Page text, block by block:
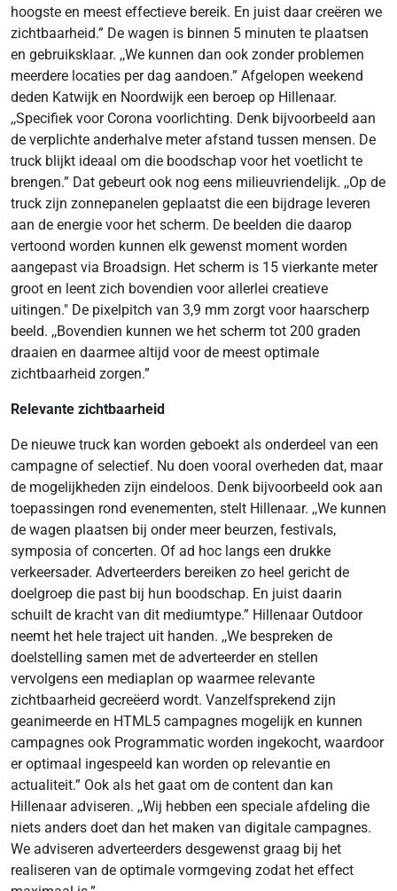
hoogste en meest effectieve bereik. En juist daar creëren we
zichtbaarheid.” De wagen is binnen 5 minuten te plaatsen
en gebruiksklaar. ,,We kunnen dan ook zonder problemen
meerdere locaties per dag aandoen.” Afgelopen weekend
deden Katwijk en Noordwijk een beroep op Hillenaar.
,,Specifiek voor Corona voorlichting. Denk bijvoorbeeld aan
de verplichte anderhalve meter afstand tussen mensen. De
truck blijkt ideaal om die boodschap voor het voetlicht te
brengen.” Dat gebeurt ook nog eens milieuvriendelijk. ,,Op de
truck zijn zonnepanelen geplaatst die een bijdrage leveren
aan de energie voor het scherm. De beelden die daarop
vertoond worden kunnen elk gewenst moment worden
aangepast via Broadsign. Het scherm is 15 vierkante meter
groot en leent zich bovendien voor allerlei creatieve
uitingen." De pixelpitch van 3,9 mm zorgt voor haarscherp
beeld. ,,Bovendien kunnen we het scherm tot 200 graden
draaien en daarmee altijd voor de meest optimale
zichtbaarheid zorgen.”
Relevante zichtbaarheid
De nieuwe truck kan worden geboekt als onderdeel van een
campagne of selectief. Nu doen vooral overheden dat, maar
de mogelijkheden zijn eindeloos. Denk bijvoorbeeld ook aan
toepassingen rond evenementen, stelt Hillenaar. ,,We kunnen
de wagen plaatsen bij onder meer beurzen, festivals,
symposia of concerten. Of ad hoc langs een drukke
verkeersader. Adverteerders bereiken zo heel gericht de
doelgroep die past bij hun boodschap. En juist daarin
schuilt de kracht van dit mediumtype.” Hillenaar Outdoor
neemt het hele traject uit handen. ,,We bespreken de
doelstelling samen met de adverteerder en stellen
vervolgens een mediaplan op waarmee relevante
zichtbaarheid gecreëerd wordt. Vanzelfsprekend zijn
geanimeerde en HTML5 campagnes mogelijk en kunnen
campagnes ook Programmatic worden ingekocht, waardoor
er optimaal ingespeeld kan worden op relevantie en
actualiteit.” Ook als het gaat om de content dan kan
Hillenaar adviseren. ,,Wij hebben een speciale afdeling die
niets anders doet dan het maken van digitale campagnes.
We adviseren adverteerders desgewenst graag bij het
realiseren van de optimale vormgeving zodat het effect